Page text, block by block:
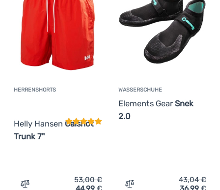
HERRENSHORTS
Helly Hansen Calshot
Trunk 7"
Kundenbewertung
53,00€
WASSERSCHUHE
Elements Gear Snek
2.0
43,04€